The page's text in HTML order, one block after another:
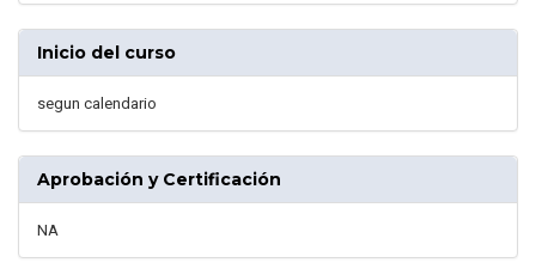
Inicio del curso
segun calendario
Aprobación y Certificación
NA